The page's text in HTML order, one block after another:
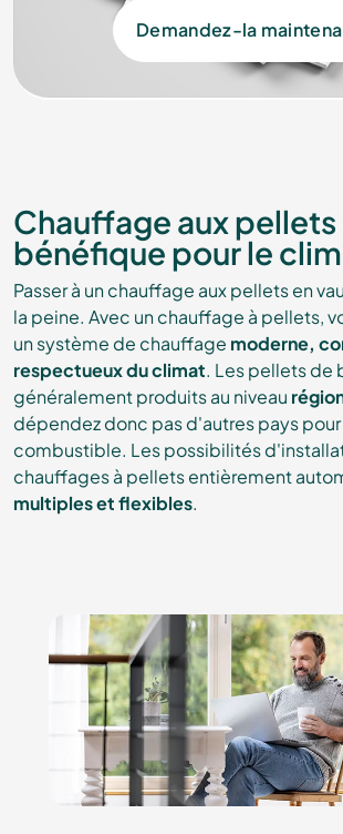
Demandez-la
Chauffage aux
bénéfique pour le
Passer à un chauffage aux pellets en
la peine. Avec un chauffage à pellets,
un système de chauffage moderne,
respectueux du climat. Les pellets de
généralement produits au niveau
dépendez donc pas d'autres pays
combustible. Les possibilités
chauffages à pellets entièrement
multiples et flexibles.